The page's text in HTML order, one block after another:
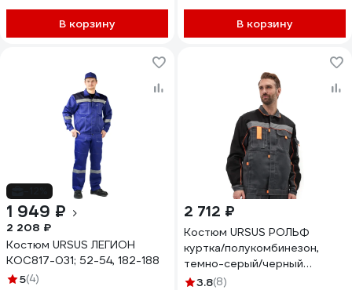
В корзину В корзину
1 949 ₽
2 208 ₽
Костюм URSUS ЛЕГИОН
КОС817-031; 52-54, 182-188
5(4)
2 712 ₽
Костюм URSUS РОЛЬФ
куртка/полукомбинезон,
темно-серый/черный
КОС122-336; 52-54, 182-188
3.8(8)